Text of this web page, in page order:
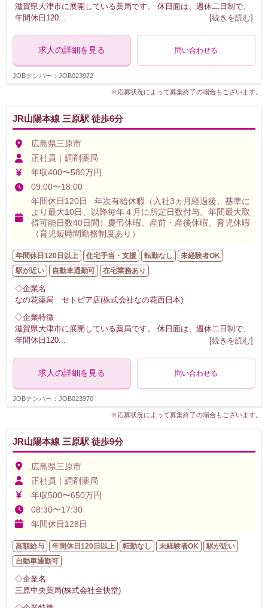
滋賀県大津市に展開している薬局です。 休日面は、週休二日制で、
年間休日120
[続きを読む]
求人の詳細を見る 問い合わせる
JOBナンバー：JOB023972
※応募状況によって募集終了の場合もございます。
JR山陽本線 三原駅 徒歩6分
広島県三原市
正社員｜調剤薬局
年収400〜580万円
09:00〜18:00
年間休日120日 年次有給休暇（入社3ヵ月経過後、基準に
より最大10日、以降毎年４月に所定日数付与。年間最大取
得可能日数40日間）慶弔休暇、産前・産後休暇、育児休暇
（育児短時間勤務制度あり）
年間休日120日以上 住宅手当・支援 転勤なし
未経験者OK
駅が近い
自動車通勤可 在宅業務あり
◇企業名
なの花薬局 セトピア店(株式会社なの花西日本)
◇企業特徴
滋賀県大津市に展開している薬局です。 休日面は、週休二日制で、
年間休日120... [続きを読む]
求人の詳細を見る 問い合わせる
JOBナンバー：JOB023970
※応募状況によって募集終了の場合もございます。
JR山陽本線 三原駅 徒歩9分
広島県三原市
正社員｜調剤薬局
年収500〜650万円
08:30〜17:30
年間休日128日
高額給与 年間休日120日以上 転勤なし 未経験者OK
駅が近い
自動車通勤可
◇企業名
三原中央薬局(株式会社全快堂)